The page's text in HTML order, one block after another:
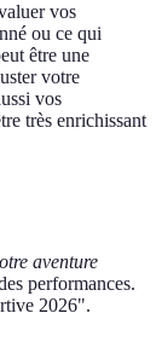
vos
ou ce qui
être une
votre
vos
très enrichissant
aventure
performances.
2026".